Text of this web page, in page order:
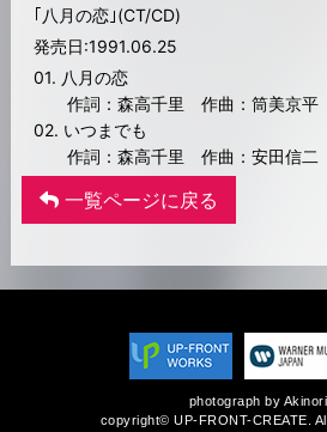
｢八月の恋｣(CT/CD)
発売日:1991.06.25
01. 八月の恋
作詞：森高千里 作曲：筒美京平
02. いつまでも
作詞：森高千里 作曲：安田信二
一覧ページに戻る
photograph by
copyright© UP-FRONT-CREATE.